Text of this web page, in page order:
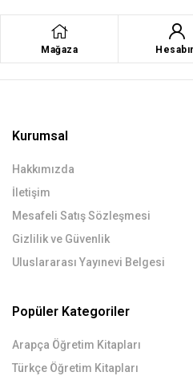
Mağaza
Kurumsal
Hakkımızda
İletişim
Mesafeli Satış Sözleşmesi
Gizlilik ve Güvenlik
Uluslararası Yayınevi Belgesi
Popüler Kategoriler
Arapça Öğretim Kitapları
Türkçe Öğretim Kitapları